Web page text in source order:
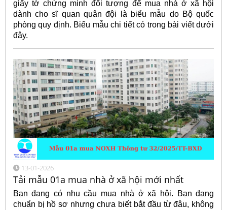
giấy tờ chứng minh đối tượng để mua nhà ở xã hội
dành cho sĩ quan quân đội là biểu mẫu do Bộ quốc
phòng quy định. Biểu mẫu chi tiết có trong bài viết dưới
đây.
13-01-2026
Tải mẫu 01a mua nhà ở xã hội mới nhất
Bạn đang có nhu cầu mua nhà ở xã hội. Bạn đang
chuẩn bị hồ sơ nhưng chưa biết bắt đầu từ đâu, không